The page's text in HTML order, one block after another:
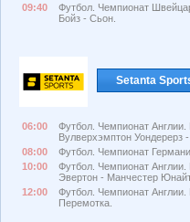
09:40
Футбол. Чемпионат
Бойз - Сьон.
Setanta
06:00
Футбол. Чемпионат Англии.
Вулверхэмптон Уондерерз
08:00
Футбол. Чемпионат
10:00
Футбол. Чемпионат Англии.
Эвертон - Манчестер
12:00
Футбол. Чемпионат Англии.
Перемотка.